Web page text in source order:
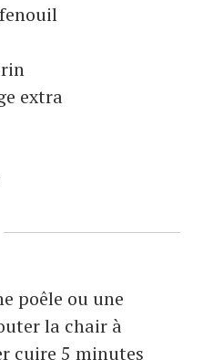
extra
poêle ou une
la chair à
cuire 5 minutes